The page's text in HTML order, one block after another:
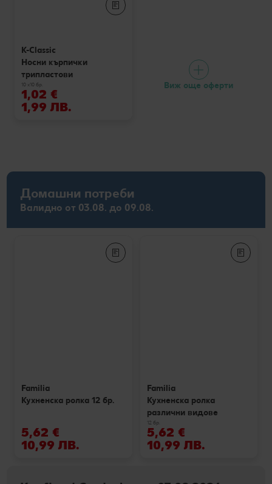
K-Classic
Носни кърпички
трипластови
10 x10 бр.
1,02 €
1,99 ЛВ.
Виж още оферти
Домашни потреби
Валидно от 03.08. до 09.08.
Familia
Кухненска ролка 12 бр.
5,62 €
10,99 ЛВ.
Familia
Кухненска ролка
различни видове
12 бр.
5,62 €
10,99 ЛВ.